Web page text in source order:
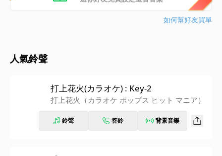
如何幫好友買單
人氣鈴聲
打上花火(カラオケ) : Key-2
打上花火（カラオケ ポップス ヒット マニア）
鈴聲 答鈴 背景音樂